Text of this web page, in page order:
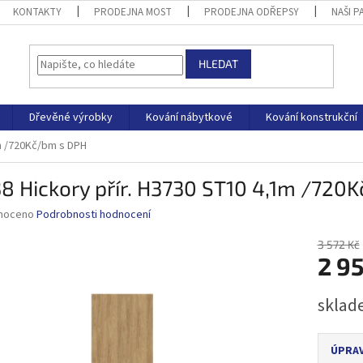
KONTAKTY PRODEJNA MOST PRODEJNA ODŘEPSY NAŠI
HLEDAT
Dřevěné výrobky Kování nábytkové Kování konstrukční
/720Kč/bm s DPH
Hickory přír. H3730 ST10 4,1m /
Podrobnosti hodnocení
3 572 Kč
2
cena: